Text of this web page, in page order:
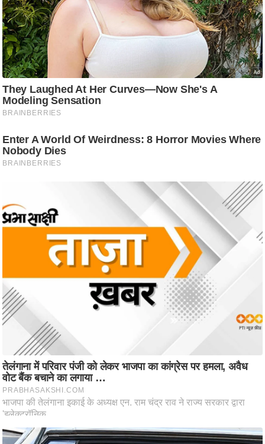
फि
ट
ने
स
मं
त्रा
रि
ले
श
न
शि
ज
नी
श्ले
ष
ण
सा
म
यि
क
तृ